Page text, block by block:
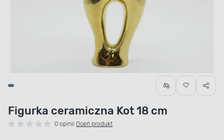
Figurka ceramiczna Kot 18 cm
0 opinii Oceń produkt